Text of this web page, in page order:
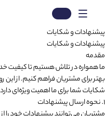
پیشنهادات و شکایات
پیشنهادات و شکایات
مقدمه
ما همواره در تلاش هستیم تا کیفیت
بهتر برای مشتریان فراهم کنیم. از
شکایات شما برای ما اهمیت ویژه‌ای
۱. نحوه ارسال پیشنهادات